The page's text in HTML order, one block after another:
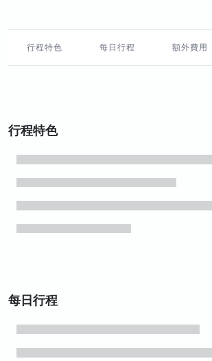
行程特色 每日行程 額外費用
行程特色
每日行程